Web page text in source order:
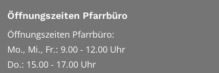
Öffnungszeiten Pfarrbüro
Öffnungszeiten Pfarrbüro:
Mo., Mi., Fr.: 9.00 - 12.00 Uhr
Do.: 15.00 - 17.00 Uhr